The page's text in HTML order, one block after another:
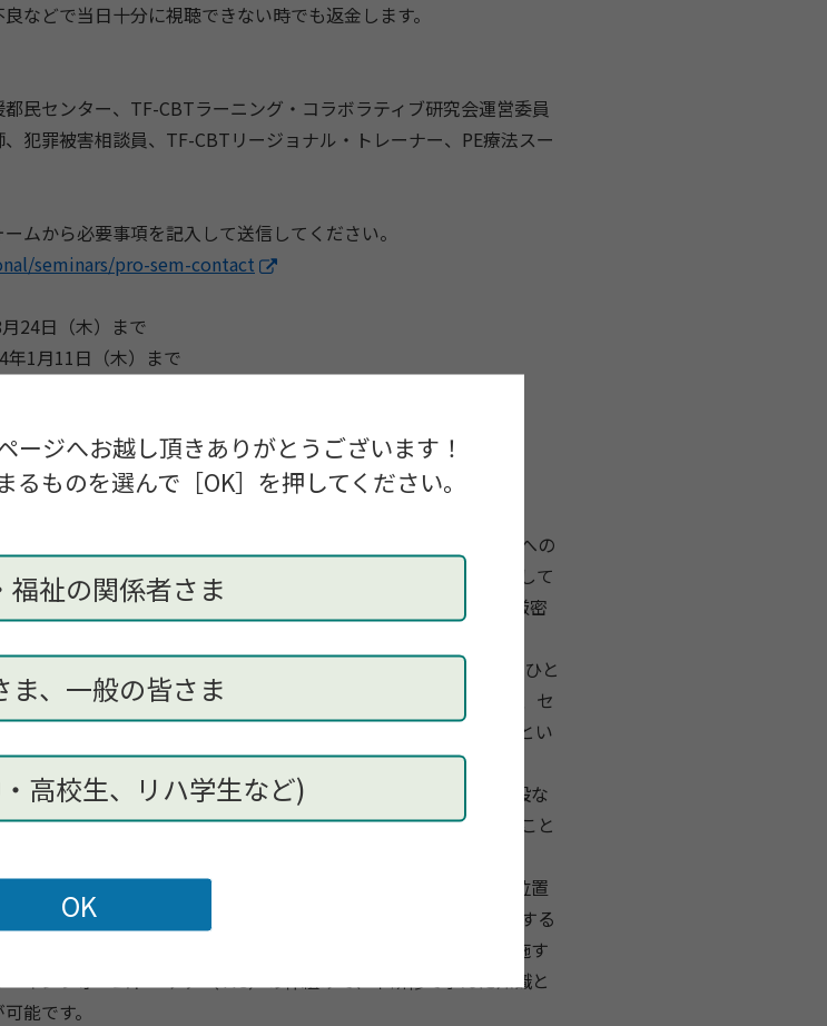
ージへお越し頂きありがとうございます！
ものを選んで［OK］を押してください。
福祉の関係者さま
ま、一般の皆さま
高校生、リハ学生など)
などで当日十分に視聴できない時でも返金します。
民センター、TF-CBTラーニング・コラボラティブ研究会運営委員
犯罪被害相談員、TF-CBTリージョナル・トレーナー、PE療法スー
ムから必要事項を記入して送信してください。
seminars/pro-sem-contact
24日（木）まで
年1月11日（木）まで
療法（TF-CBT）は、 トラウマやトラウマ性悲嘆を受けた子どもへの
って、 四半世紀以上の臨床研究と実践現場での適用の試みを通して
は、信頼すべき理論的基盤を持ち、
科学的に効果が実証された厳密
治療の枠組みがわかりやすく、ひと
のなかでの到達目標やゴールが具体的に設定されています。また、 セ
明確に示されています。そして、ただつらく苦しいプログラムとい
者とともに楽しみながら回復していける治療法でもあります。
まざまな治療対象や臨床現場で適用でき、
学校や入所型治療施設な
もや複雑性トラウマを抱える若者に対しても、工夫し応用すること
り、TF-CBTイントロダクトリー・
トレーニングの前段階として位置
験を抱える子供たちに見られるトラウマ反応を理
それに対する
CBTプログラムを実施す
・インフォームド・ケア（TIC）の枠組みで、本研修で学んだ知識と
能です。